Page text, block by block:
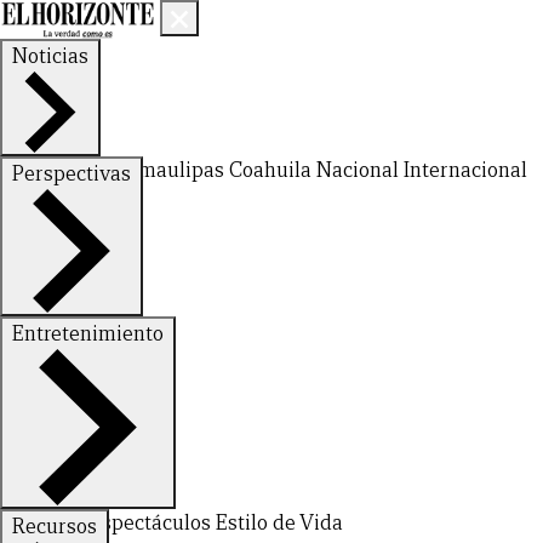
Noticias
Nuevo LeónTamaulipas Coahuila NacionalInternacional
Perspectivas
FinanzasOpinión
Entretenimiento
DeportesEspectáculos Estilo de Vida
Recursos
CERRAR
X